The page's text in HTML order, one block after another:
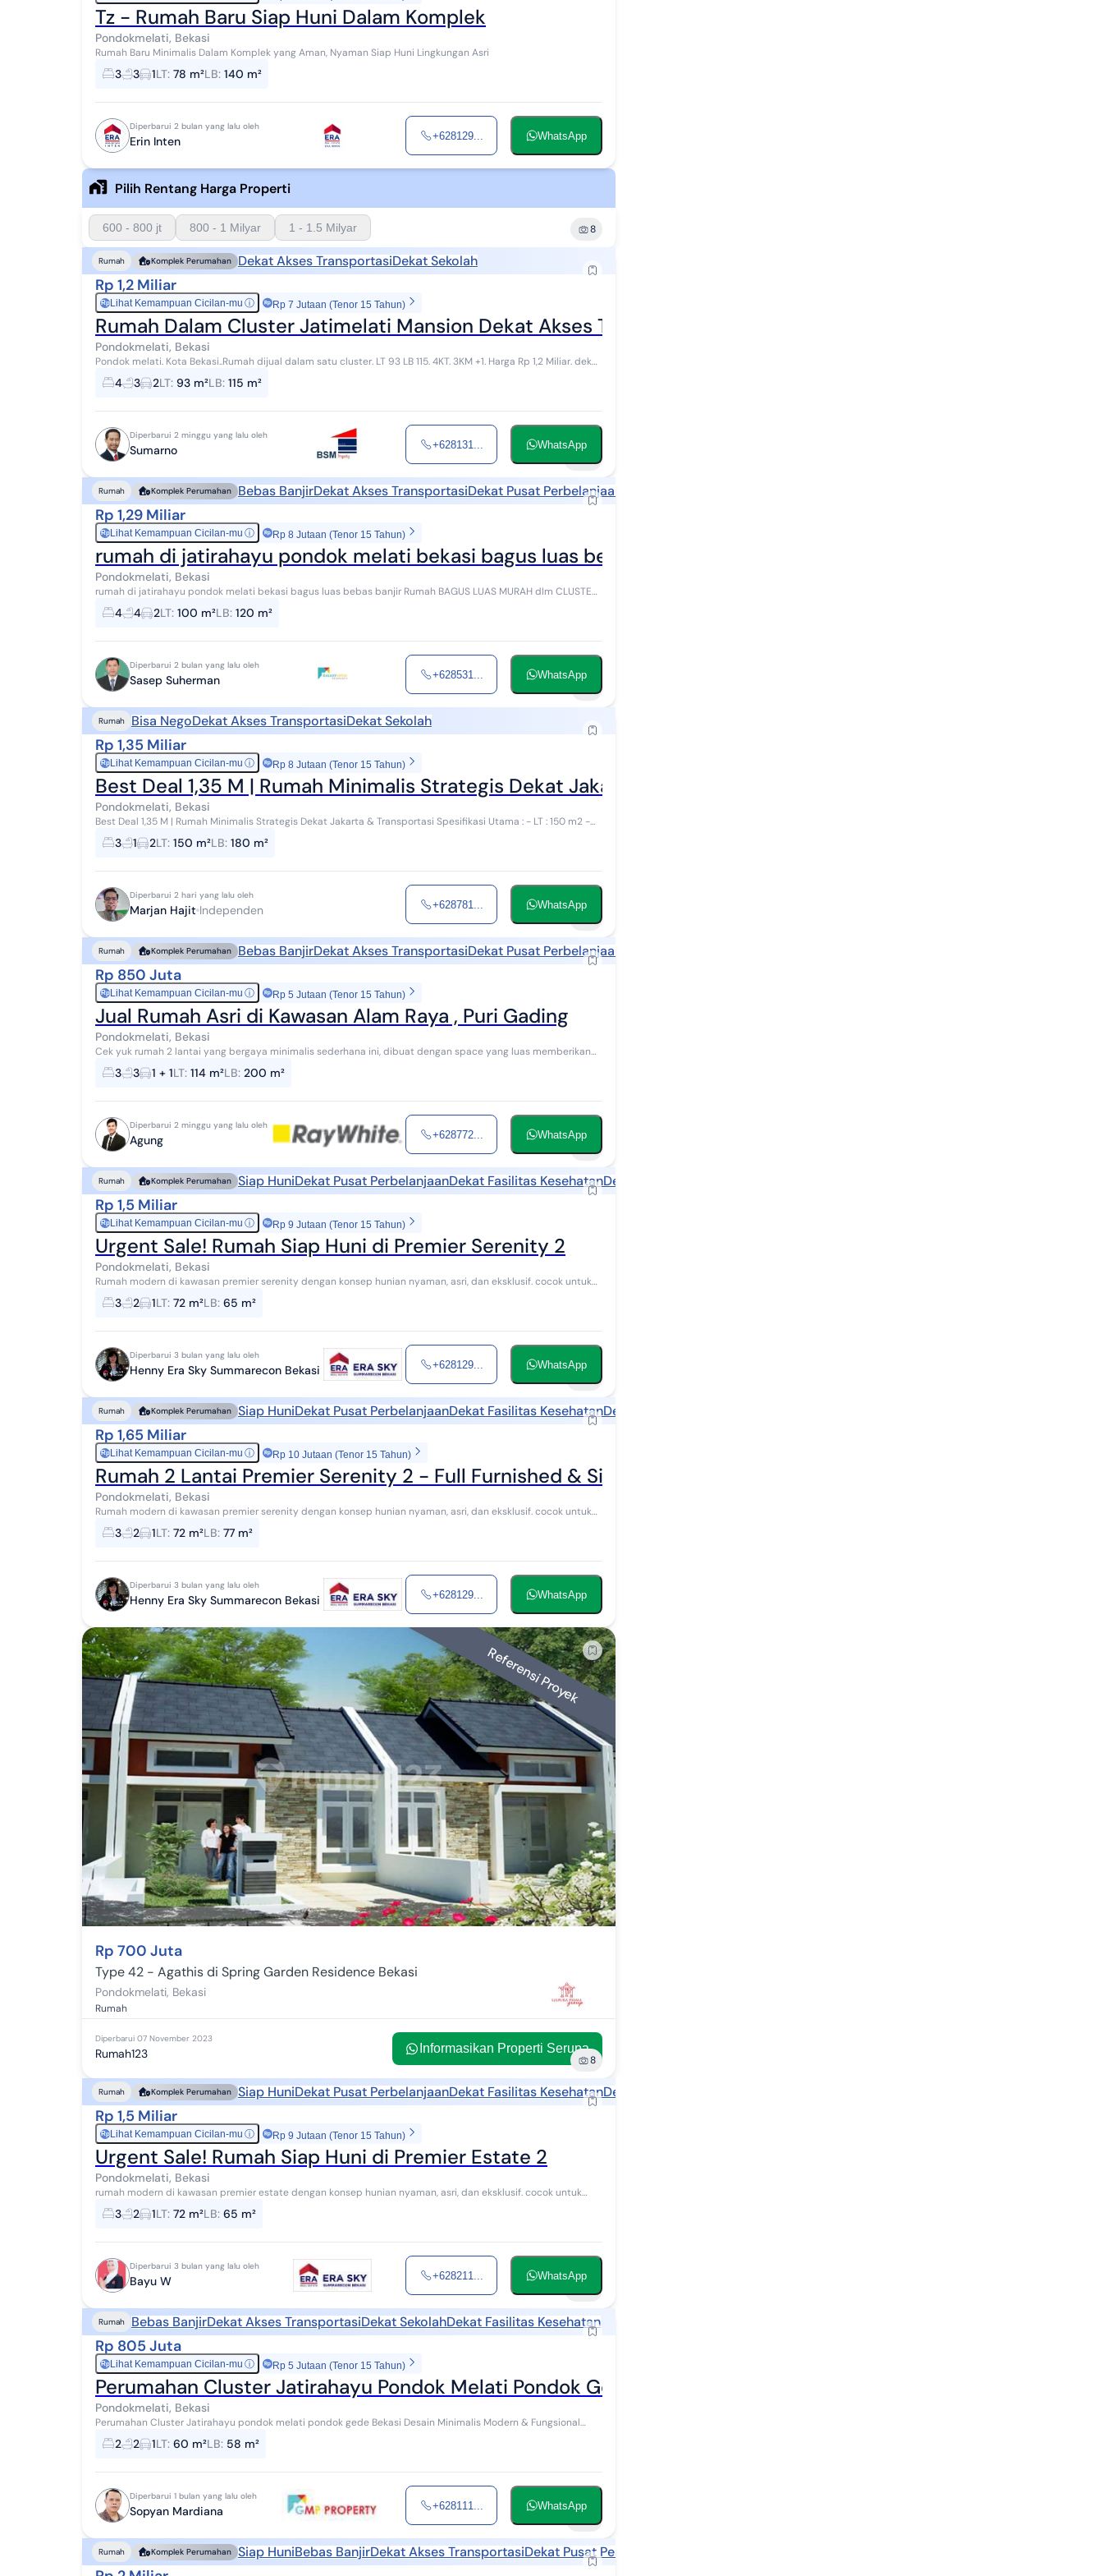
Tz - Rumah Baru Siap Huni Dalam Komplek
Pondokmelati, Bekasi
Rumah Baru Minimalis Dalam Komplek yang Aman, Nyaman Siap Huni Lingkungan Asri
3 3 1LT: 78 m²LB: 140 m²
Diperbarui 2 bulan yang lalu oleh
Erin Inten +628129... WhatsApp
Pilih Rentang Harga Properti
600 - 800 jt 800 - 1 Milyar 1 - 1.5 Milyar 8
Rumah Komplek Perumahan Dekat Akses TransportasiDekat Sekolah
Rp 1,2 Miliar
RpLihat Kemampuan Cicilan-mu ⓘ Rp 7 Jutaan (Tenor 15 Tahun)
Rumah Dalam Cluster Jatimelati Mansion Dekat Akses Tol Jatiwarna
Pondokmelati, Bekasi
Pondok melati. Kota Bekasi..Rumah dijual dalam satu cluster. LT 93 LB 115. 4KT. 3KM +1. Harga Rp 1,2 Miliar. dekat
4 3 2LT: 93 m²LB: 115 m²
Diperbarui 2 minggu yang lalu oleh
Sumarno +628131... WhatsApp
Rumah Komplek Perumahan Bebas BanjirDekat Akses TransportasiDekat Pusat Perbelanjaan
Rp 1,29 Miliar
RpLihat Kemampuan Cicilan-mu ⓘ Rp 8 Jutaan (Tenor 15 Tahun)
rumah di jatirahayu pondok melati bekasi bagus luas bebas banjir
Pondokmelati, Bekasi
rumah di jatirahayu pondok melati bekasi bagus luas bebas banjir Rumah BAGUS LUAS MURAH dlm CLUSTER
di Jatirahayu dkt Jatimakmur (*@tigmpEbks*#) Ha...
4 4 2LT: 100 m²LB: 120 m²
Diperbarui 2 bulan yang lalu oleh
Sasep Suherman +628531... WhatsApp
Rumah Bisa NegoDekat Akses TransportasiDekat Sekolah
Rp 1,35 Miliar
RpLihat Kemampuan Cicilan-mu ⓘ Rp 8 Jutaan (Tenor 15 Tahun)
Best Deal 1,35 M | Rumah Minimalis Strategis Dekat Jakarta & Transportasi
Pondokmelati, Bekasi
Best Deal 1,35 M | Rumah Minimalis Strategis Dekat Jakarta & Transportasi Spesifikasi Utama : - LT : 150 m2 -
LB : 180 m2 (1,5 lt desain minimali...
3 1 2LT: 150 m²LB: 180 m²
Diperbarui 2 hari yang lalu oleh
Marjan Hajit Independen +628781... WhatsApp
Rumah Komplek Perumahan Bebas BanjirDekat Akses TransportasiDekat Pusat Perbelanjaan
Rp 850 Juta
RpLihat Kemampuan Cicilan-mu ⓘ Rp 5 Jutaan (Tenor 15 Tahun)
Jual Rumah Asri di Kawasan Alam Raya , Puri Gading
Pondokmelati, Bekasi
Cek yuk rumah 2 lantai yang bergaya minimalis sederhana ini, dibuat dengan space yang luas memberikan
kesan nyaman dan lapang bagi calon penghunin...
3 3 1 + 1LT: 114 m²LB: 200 m²
Diperbarui 2 minggu yang lalu oleh
Agung +628772... WhatsApp
Rumah Komplek Perumahan Siap HuniDekat Pusat PerbelanjaanDekat Fasilitas KesehatanDekat Tempat Ibadah
Rp 1,5 Miliar
RpLihat Kemampuan Cicilan-mu ⓘ Rp 9 Jutaan (Tenor 15 Tahun)
Urgent Sale! Rumah Siap Huni di Premier Serenity 2
Pondokmelati, Bekasi
Rumah modern di kawasan premier serenity dengan konsep hunian nyaman, asri, dan eksklusif. cocok untuk
keluarga yang mencari ketenangan tanpa jauh ...
3 2 1LT: 72 m²LB: 65 m²
Diperbarui 3 bulan yang lalu oleh
Henny Era Sky Summarecon Bekasi +628129... WhatsApp
Rumah Komplek Perumahan Siap HuniDekat Pusat PerbelanjaanDekat Fasilitas KesehatanDekat Tempat Ibadah
Rp 1,65 Miliar
RpLihat Kemampuan Cicilan-mu ⓘ Rp 10 Jutaan (Tenor 15 Tahun)
Rumah 2 Lantai Premier Serenity 2 - Full Furnished & Siap Huni
Pondokmelati, Bekasi
Rumah modern di kawasan premier serenity dengan konsep hunian nyaman, asri, dan eksklusif. cocok untuk
keluarga yang mencari ketenangan tanpa jauh ...
3 2 1LT: 72 m²LB: 77 m²
Diperbarui 3 bulan yang lalu oleh
Henny Era Sky Summarecon Bekasi +628129... WhatsApp
Referensi Proyek
Rp 700 Juta
Type 42 - Agathis di Spring Garden Residence Bekasi
Pondokmelati, Bekasi
Rumah
Diperbarui 07 November 2023
Rumah123 Informasikan Properti Serupa
8
Rumah Komplek Perumahan Siap HuniDekat Pusat PerbelanjaanDekat Fasilitas KesehatanDekat Tempat Ibadah
Rp 1,5 Miliar
RpLihat Kemampuan Cicilan-mu ⓘ Rp 9 Jutaan (Tenor 15 Tahun)
Urgent Sale! Rumah Siap Huni di Premier Estate 2
Pondokmelati, Bekasi
rumah modern di kawasan premier estate dengan konsep hunian nyaman, asri, dan eksklusif. cocok untuk
keluarga yang mencari ketenangan tanpa jauh da...
3 2 1LT: 72 m²LB: 65 m²
Diperbarui 3 bulan yang lalu oleh
Bayu W +628211... WhatsApp
Rumah Bebas BanjirDekat Akses TransportasiDekat SekolahDekat Fasilitas Kesehatan
Rp 805 Juta
RpLihat Kemampuan Cicilan-mu ⓘ Rp 5 Jutaan (Tenor 15 Tahun)
Perumahan Cluster Jatirahayu Pondok Melati Pondok Gede Bekasi
Pondokmelati, Bekasi
Perumahan Cluster Jatirahayu pondok melati pondok gede Bekasi Desain Minimalis Modern & Fungsional
2 2 1LT: 60 m²LB: 58 m²
Diperbarui 1 bulan yang lalu oleh
Sopyan Mardiana +628111... WhatsApp
Rumah Komplek Perumahan Siap HuniBebas BanjirDekat Akses TransportasiDekat Pusat Perbelanjaan